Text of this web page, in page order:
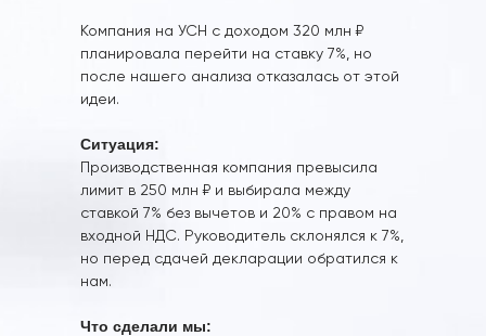
Компания на УСН с доходом 320 млн ₽
планировала перейти на ставку 7%, но
после нашего анализа отказалась от этой
идеи.
Ситуация:
Производственная компания превысила
лимит в 250 млн ₽ и выбирала между
ставкой 7% без вычетов и 20% с правом на
входной НДС. Руководитель склонялся к 7%,
но перед сдачей декларации обратился к
нам.
Что сделали мы: